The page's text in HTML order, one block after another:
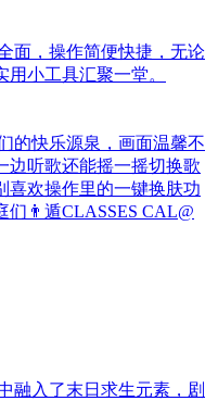
面，操作简便快捷，无论
小工具汇聚一堂。
的快乐源泉，画面温馨不
边听歌还能摇一摇切换歌
喜欢操作里的一键换肤功
👨‍遁️CLASSES CAL@
融入了末日求生元素，剧